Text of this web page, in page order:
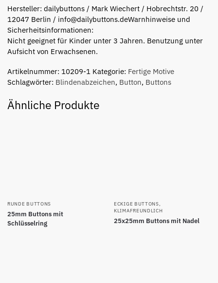
Hersteller: dailybuttons / Mark Wiechert / Hobrechtstr. 20 /
12047 Berlin / info@dailybuttons.deWarnhinweise und
Sicherheitsinformationen:
Nicht geeignet für Kinder unter 3 Jahren. Benutzung unter
Aufsicht von Erwachsenen.
Artikelnummer: 10209-1 Kategorie: Fertige Motive
Schlagwörter: Blindenabzeichen, Button, Buttons
Ähnliche Produkte
RUNDE BUTTONS
25mm Buttons mit
Schlüsselring
ECKIGE BUTTONS,
KLIMAFREUNDLICH
25x25mm Buttons mit Nadel